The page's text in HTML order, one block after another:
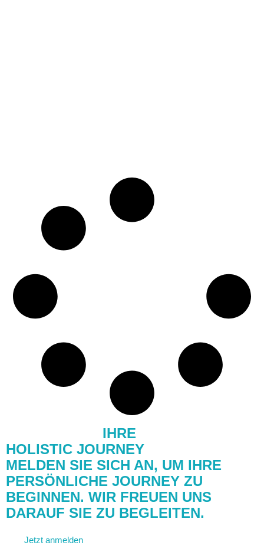
IHRE
HOLISTIC JOURNEY
MELDEN SIE SICH AN, UM IHRE
PERSÖNLICHE JOURNEY ZU
BEGINNEN. WIR FREUEN UNS
DARAUF SIE ZU BEGLEITEN.
Jetzt anmelden